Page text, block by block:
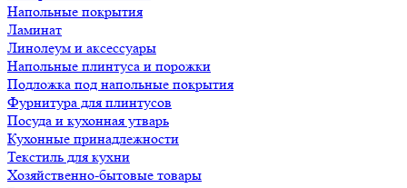
Напольные покрытия
Ламинат
Линолеум и аксессуары
Напольные плинтуса и порожки
Подложка под напольные покрытия
Фурнитура для плинтусов
Посуда и кухонная утварь
Кухонные принадлежности
Текстиль для кухни
Хозяйственно-бытовые товары